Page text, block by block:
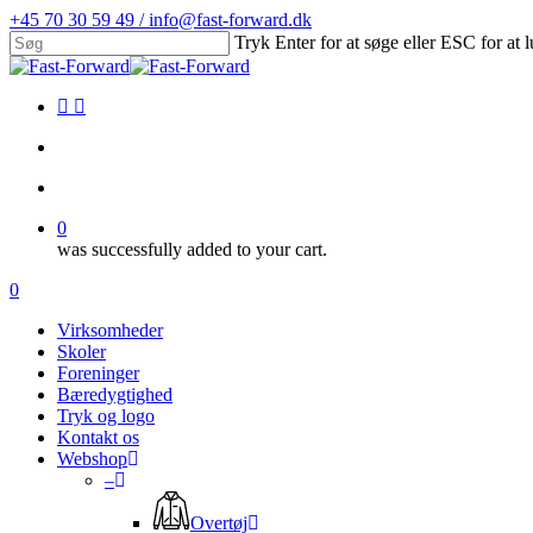
Skip
to
main
+45 70 30 59 49 / info@fast-forward.dk
Tryk Enter for at søge eller ESC for at
Close
facebook
linkedin
0
was successfully added to your cart.
Menu
search
account
0
Virksomheder
Skoler
Foreninger
Bæredygtighed
Tryk og logo
Kontakt os
Webshop
–
Overtøj